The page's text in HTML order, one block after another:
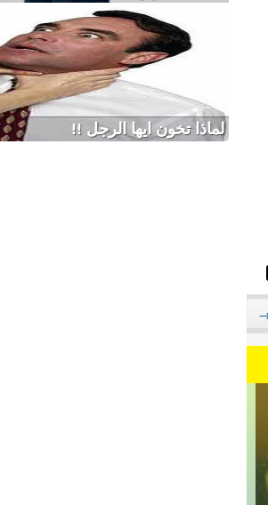
لماذا تخون ايها الرجل !!